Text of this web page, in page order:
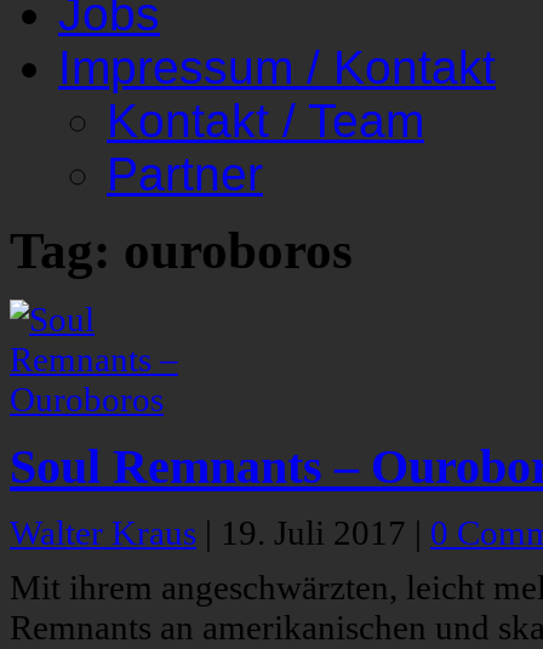
Jobs
Impressum / Kontakt
Kontakt / Team
Partner
Tag: ouroboros
Soul Remnants –
Walter Kraus | 19. Juli 2017 | 0
Mit ihrem angeschwärzten, leicht
Remnants an amerikanischen und